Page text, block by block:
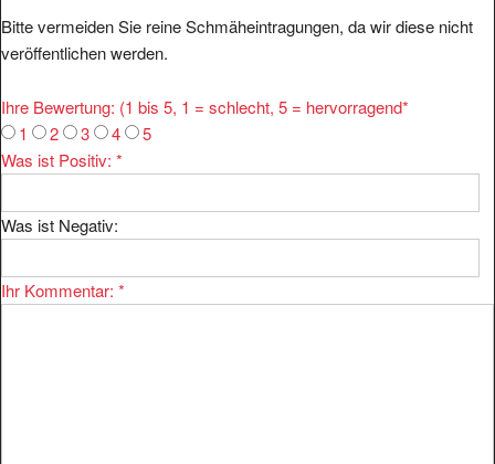
Bitte vermeiden Sie reine Schmäheintragungen, da wir diese nicht
veröffentlichen werden.
Ihre Bewertung: (1 bis 5, 1 = schlecht, 5 = hervorragend*
1
2 3 4
5
Was ist Positiv: *
Was ist Negativ:
Ihr Kommentar: *